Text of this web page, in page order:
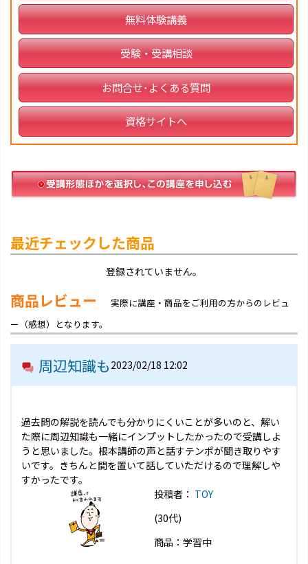
無料体験講義
受験・受講相談
お問合せ･よくある質問
資格サイトへ
最近チェックした商品
登録されていません。
商品レビュー
実際に講座・商品をご利用の方からのレビュ
ー（感想）となります。
周辺知識も 2023/02/18 12:02
過去問の解説を読んでも分かりにくいことが多いのと、解い
た際に周辺知識も一緒にインプットしたかったので受講しよ
うと思いました。根本講師の声と話すテンポが聞き取りやす
いです。きちんと間を置いて話していただけるので理解しや
すかったです。
投稿者： TOY
(30代)
商品：学習中